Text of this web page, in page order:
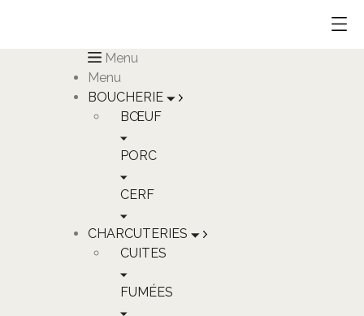
Menu
Menu
BOUCHERIE
BŒUF
PORC
CERF
CHARCUTERIES
CUITES
FUMÉES